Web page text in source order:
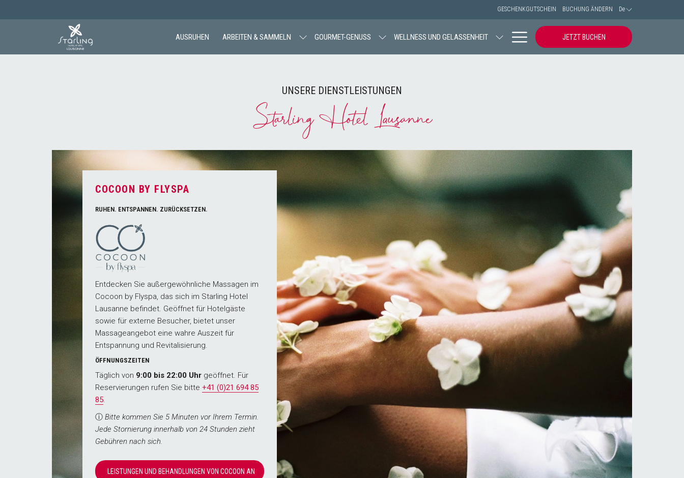
GESCHENKGUTSCHEIN BUCHUNG ÄNDERN De
AUSRUHEN ARBEITEN & SAMMELN GOURMET-GENUSS WELLNESS UND GELASSENHEIT Hamburger
Menu
JETZT BUCHEN
UNSERE DIENSTLEISTUNGEN
Starling Hotel Lausanne
COCOON BY FLYSPA
RUHEN. ENTSPANNEN. ZURÜCKSETZEN.
Entdecken Sie außergewöhnliche Massagen im
Cocoon by Flyspa, das sich im Starling Hotel
Lausanne befindet. Geöffnet für Hotelgäste
sowie für externe Besucher, bietet unser
Massageangebot eine wahre Auszeit für
Entspannung und Revitalisierung.
ÖFFNUNGSZEITEN
Täglich von 9:00 bis 22:00 Uhr geöffnet. Für
Reservierungen rufen Sie bitte +41 (0)21 694 85
85.
ⓘ Bitte kommen Sie 5 Minuten vor Ihrem Termin.
Jede Stornierung innerhalb von 24 Stunden zieht
Gebühren nach sich.
LEISTUNGEN UND BEHANDLUNGEN VON COCOON AN